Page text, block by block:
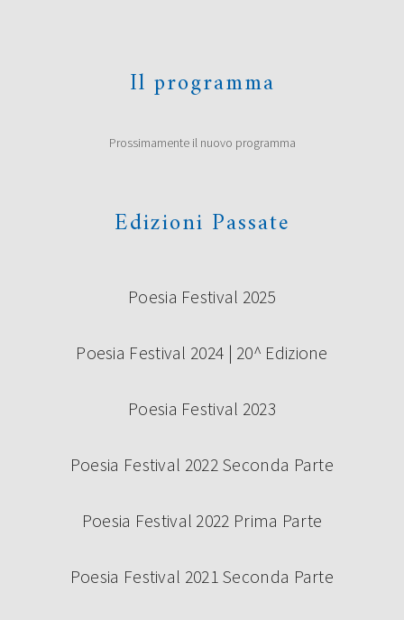
Il programma
Prossimamente il nuovo programma
Edizioni Passate
Poesia Festival 2025
Poesia Festival 2024 | 20^ Edizione
Poesia Festival 2023
Poesia Festival 2022 Seconda Parte
Poesia Festival 2022 Prima Parte
Poesia Festival 2021 Seconda Parte